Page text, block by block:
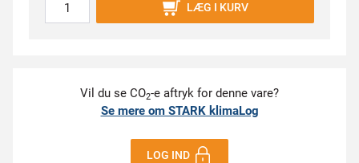
LÆG I KURV
Vil du se CO2-e aftryk for denne vare?
Se mere om STARK klimaLog
LOG IND